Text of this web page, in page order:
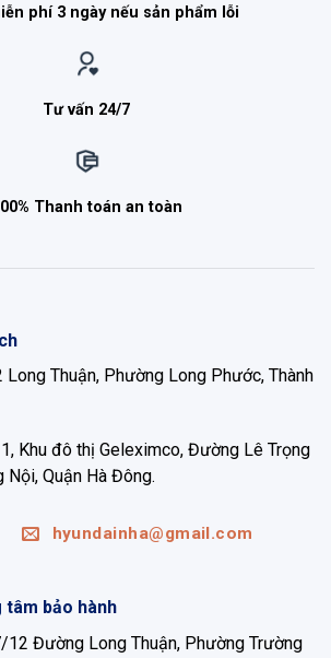
phí 3 ngày nếu sản phẩm lỗi
Tư vấn 24/7
Thanh toán an toàn
Thuận, Phường Long Phước, Thành
Khu đô thị Geleximco, Đường Lê Trọng
Quận Hà Đông.
hyundainha@gmail.com
tâm bảo hành
Đường Long Thuận, Phường Trường